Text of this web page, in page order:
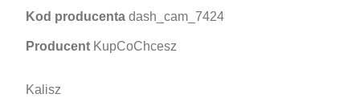
Kod producenta dash_cam_7424
Producent KupCoChcesz
Kalisz